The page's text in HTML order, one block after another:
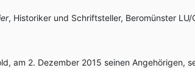
, Historiker und Schriftsteller, Beromünster LU/
am 2. Dezember 2015 seinen Angehörigen,